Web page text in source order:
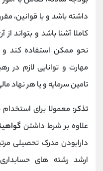
داشته باشد و با قوانین،
کاملا آشنا باشد و بتواند
نحو ممکن استفاده کند و
مهارت و توانایی لازم در
تامین سرمایه و یا هر نهاد
تذکر: معمولا برای
علاوه بر شرط داشتن
دارابودن مدرک تحصیلی